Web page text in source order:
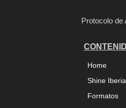
Protocolo de
Home
Shine Iberia
Formatos